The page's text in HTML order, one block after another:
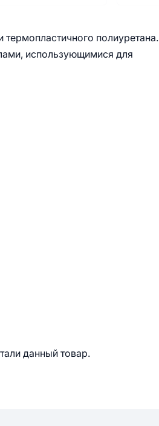
термопластичного полиуретана.
использующимися для
данный товар.